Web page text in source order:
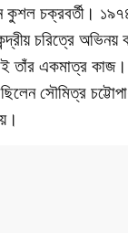
কুশল চক্রবর্তী।
চরিত্রে
তাঁর একমাত্র
সৌমিত্র